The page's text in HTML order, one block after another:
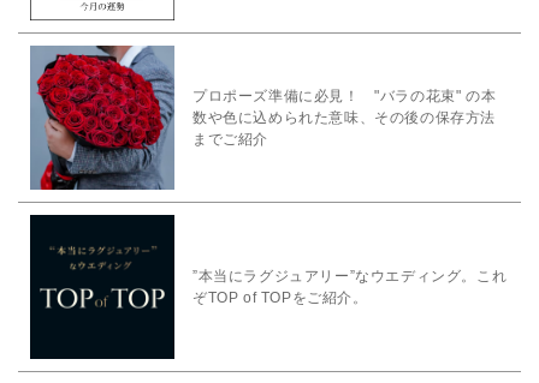
プロポーズ準備に必見！ "バラの花束" の本
数や色に込められた意味、その後の保存方法
までご紹介
”本当にラグジュアリー”なウエディング。これ
ぞTOP of TOPをご紹介。